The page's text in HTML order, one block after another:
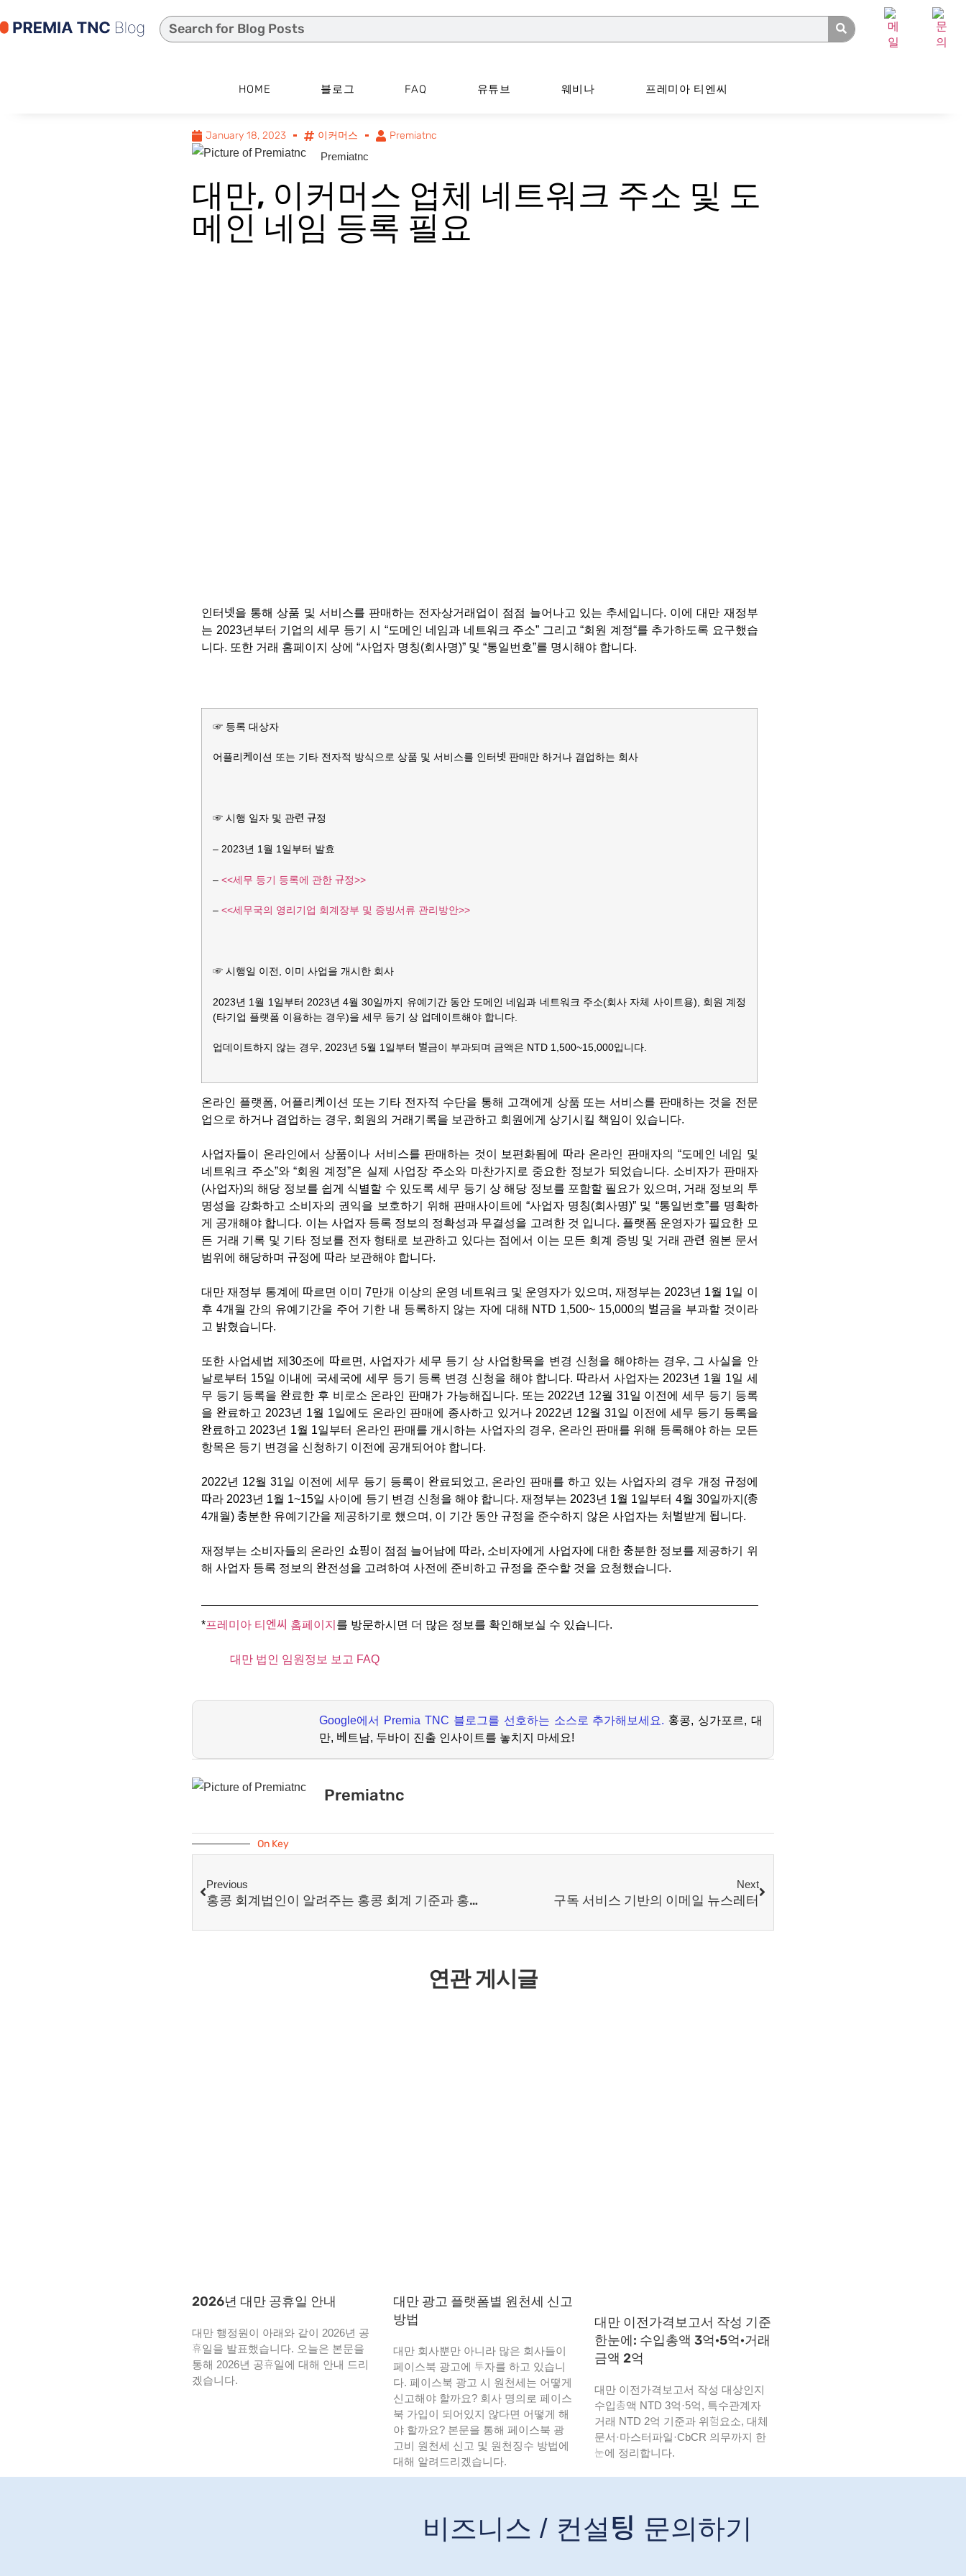
HOME 블로그 FAQ 유튜브 웨비나 프레미아 티엔씨
January 18, 2023 이커머스
Premiatnc
Premiatnc
대만, 이커머스 업체 네트워크 주소 및 도
메인 네임 등록 필요
인터넷을 통해 상품 및 서비스를 판매하는 전자상거래업이 점점 늘어나고 있는 추세입니다. 이에 대만 재정부
는 2023년부터 기업의 세무 등기 시 “도메인 네임과 네트워크 주소” 그리고 “회원 계정“를 추가하도록 요구했습
니다. 또한 거래 홈페이지 상에 “사업자 명칭(회사명)” 및 “통일번호”를 명시해야 합니다.
☞ 등록 대상자
어플리케이션 또는 기타 전자적 방식으로 상품 및 서비스를 인터넷 판매만 하거나 겸업하는 회사
☞ 시행 일자 및 관련 규정
– 2023년 1월 1일부터 발효
–<<세무 등기 등록에 관한 규정>>
–<<세무국의 영리기업 회계장부 및 증빙서류 관리방안>>
☞ 시행일 이전, 이미 사업을 개시한 회사
2023년 1월 1일부터 2023년 4월 30일까지 유예기간 동안 도메인 네임과 네트워크 주소(회사 자체 사이트용), 회원 계정
(타기업 플랫폼 이용하는 경우)을 세무 등기 상 업데이트해야 합니다.
업데이트하지 않는 경우, 2023년 5월 1일부터 벌금이 부과되며 금액은 NTD 1,500~15,000입니다.
온라인 플랫폼, 어플리케이션 또는 기타 전자적 수단을 통해 고객에게 상품 또는 서비스를 판매하는 것을 전문
업으로 하거나 겸업하는 경우, 회원의 거래기록을 보관하고 회원에게 상기시킬 책임이 있습니다.
사업자들이 온라인에서 상품이나 서비스를 판매하는 것이 보편화됨에 따라 온라인 판매자의 “도메인 네임 및
네트워크 주소”와 “회원 계정”은 실제 사업장 주소와 마찬가지로 중요한 정보가 되었습니다. 소비자가 판매자
(사업자)의 해당 정보를 쉽게 식별할 수 있도록 세무 등기 상 해당 정보를 포함할 필요가 있으며, 거래 정보의 투
명성을 강화하고 소비자의 권익을 보호하기 위해 판매사이트에 “사업자 명칭(회사명)” 및 “통일번호”를 명확하
게 공개해야 합니다. 이는 사업자 등록 정보의 정확성과 무결성을 고려한 것 입니다. 플랫폼 운영자가 필요한 모
든 거래 기록 및 기타 정보를 전자 형태로 보관하고 있다는 점에서 이는 모든 회계 증빙 및 거래 관련 원본 문서
범위에 해당하며 규정에 따라 보관해야 합니다.
대만 재정부 통계에 따르면 이미 7만개 이상의 운영 네트워크 및 운영자가 있으며, 재정부는 2023년 1월 1일 이
후 4개월 간의 유예기간을 주어 기한 내 등록하지 않는 자에 대해 NTD 1,500~ 15,000의 벌금을 부과할 것이라
고 밝혔습니다.
또한 사업세법 제30조에 따르면, 사업자가 세무 등기 상 사업항목을 변경 신청을 해야하는 경우, 그 사실을 안
날로부터 15일 이내에 국세국에 세무 등기 등록 변경 신청을 해야 합니다. 따라서 사업자는 2023년 1월 1일 세
무 등기 등록을 완료한 후 비로소 온라인 판매가 가능해집니다. 또는 2022년 12월 31일 이전에 세무 등기 등록
을 완료하고 2023년 1월 1일에도 온라인 판매에 종사하고 있거나 2022년 12월 31일 이전에 세무 등기 등록을
완료하고 2023년 1월 1일부터 온라인 판매를 개시하는 사업자의 경우, 온라인 판매를 위해 등록해야 하는 모든
항목은 등기 변경을 신청하기 이전에 공개되어야 합니다.
2022년 12월 31일 이전에 세무 등기 등록이 완료되었고, 온라인 판매를 하고 있는 사업자의 경우 개정 규정에
따라 2023년 1월 1~15일 사이에 등기 변경 신청을 해야 합니다. 재정부는 2023년 1월 1일부터 4월 30일까지(총
4개월) 충분한 유예기간을 제공하기로 했으며, 이 기간 동안 규정을 준수하지 않은 사업자는 처벌받게 됩니다.
재정부는 소비자들의 온라인 쇼핑이 점점 늘어남에 따라, 소비자에게 사업자에 대한 충분한 정보를 제공하기 위
해 사업자 등록 정보의 완전성을 고려하여 사전에 준비하고 규정을 준수할 것을 요청했습니다.
*프레미아 티엔씨 홈페이지 를 방문하시면 더 많은 정보를 확인해보실 수 있습니다.
대만 법인 임원정보 보고 FAQ
Google에서 Premia TNC 블로그를 선호하는 소스로 추가해보세요. 홍콩, 싱가포르, 대
만, 베트남, 두바이 진출 인사이트를 놓치지 마세요!
Premiatnc
On Key
Previous
홍콩 회계법인이 알려주는 홍콩 회계 기준과 홍콩의 공인회계사협회
Next
구독 서비스 기반의 이메일 뉴스레터
연관 게시글
2026년 대만 공휴일 안내
대만 행정원이 아래와 같이 2026년 공
휴일을 발표했습니다. 오늘은 본문을
통해 2026년 공휴일에 대해 안내 드리
겠습니다.
대만 광고 플랫폼별 원천세 신고
방법
대만 회사뿐만 아니라 많은 회사들이
페이스북 광고에 투자를 하고 있습니
다. 페이스북 광고 시 원천세는 어떻게
신고해야 할까요? 회사 명의로 페이스
북 가입이 되어있지 않다면 어떻게 해
야 할까요? 본문을 통해 페이스북 광
고비 원천세 신고 및 원천징수 방법에
대해 알려드리겠습니다.
대만 이전가격보고서 작성 기준
한눈에: 수입총액 3억·5억·거래
금액 2억
대만 이전가격보고서 작성 대상인지
수입총액 NTD 3억·5억, 특수관계자
거래 NTD 2억 기준과 위험요소, 대체
문서·마스터파일·CbCR 의무까지 한
눈에 정리합니다.
비즈니스 / 컨설팅 문의하기